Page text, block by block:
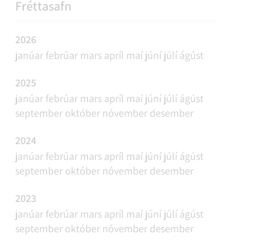
Fréttasafn
2026
janúar febrúar mars apríl maí júní júlí ágúst
2025
janúar febrúar mars apríl maí júní júlí ágúst
september október nóvember desember
2024
janúar febrúar mars apríl maí júní júlí ágúst
september október nóvember desember
2023
janúar febrúar mars apríl maí júní júlí ágúst
september október nóvember desember